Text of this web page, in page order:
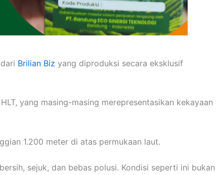
Brilian Biz yang diproduksi secara eksklusif
yang masing-masing merepresentasikan kekayaan
1.200 meter di atas permukaan laut.
sejuk, dan bebas polusi. Kondisi seperti ini bukan